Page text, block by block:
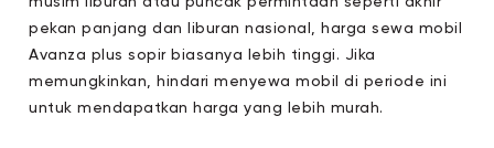
pekan panjang dan liburan nasional, harga sewa mobil
Avanza plus sopir biasanya lebih tinggi. Jika
memungkinkan, hindari menyewa mobil di periode ini
untuk mendapatkan harga yang lebih murah.